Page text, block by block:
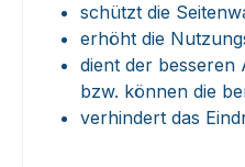
schützt die
erhöht die
dient der besseren
bzw. können die
verhindert das